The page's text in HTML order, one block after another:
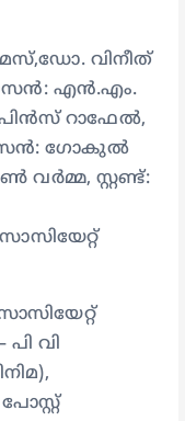
വിനീത്
എൻ.എം.
റാഫേൽ,
ഗോകുൽ
സ്റ്റണ്ട്:
വി